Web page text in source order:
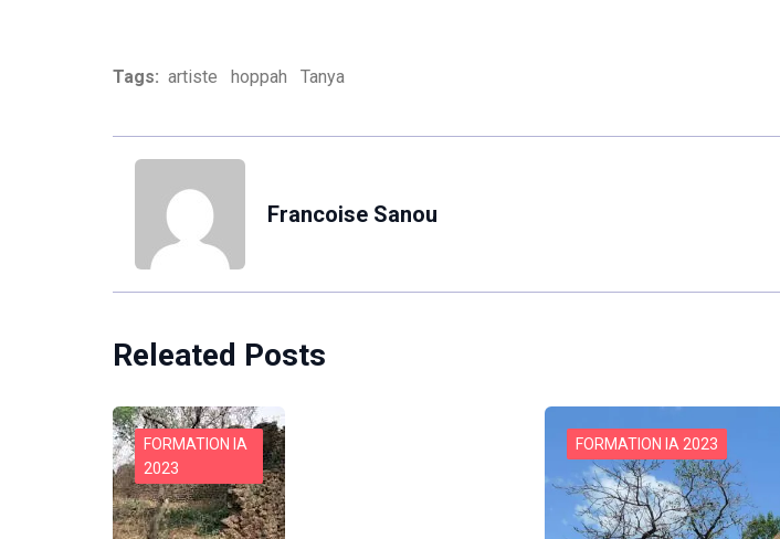
Tags: artiste hoppah Tanya
Francoise Sanou
Releated Posts
FORMATION IA
2023
FORMATION IA 2023